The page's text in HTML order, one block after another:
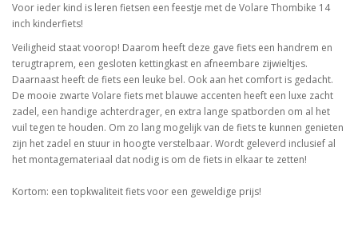
Voor ieder kind is leren fietsen een feestje met de Volare Thombike 14
inch kinderfiets!
Veiligheid staat voorop! Daarom heeft deze gave fiets een handrem en
terugtraprem, een gesloten kettingkast en afneembare zijwieltjes.
Daarnaast heeft de fiets een leuke bel. Ook aan het comfort is gedacht.
De mooie zwarte Volare fiets met blauwe accenten heeft een luxe zacht
zadel, een handige achterdrager, en extra lange spatborden om al het
vuil tegen te houden. Om zo lang mogelijk van de fiets te kunnen genieten
zijn het zadel en stuur in hoogte verstelbaar. Wordt geleverd inclusief al
het montagemateriaal dat nodig is om de fiets in elkaar te zetten!
Kortom: een topkwaliteit fiets voor een geweldige prijs!